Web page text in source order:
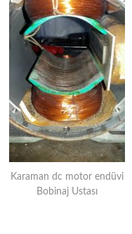
Karaman dc motor endüvi
Bobinaj Ustası